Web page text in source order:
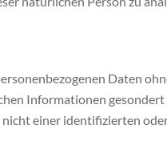
Daten
Informationen
einer identifizierten